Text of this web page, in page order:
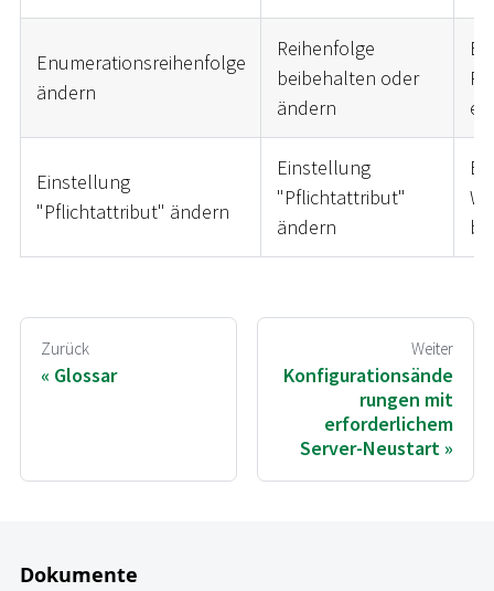
Enumerationsreihenfolge
ändern
Reihenfolge
beibehalten oder
ändern
Einstellung
"Pflichtattribut" ändern
Einstellung
"Pflichtattribut"
ändern
Zurück
Glossar
Weiter
Konfigurationsände
rungen mit
erforderlichem
Server-Neustart
Dokumente